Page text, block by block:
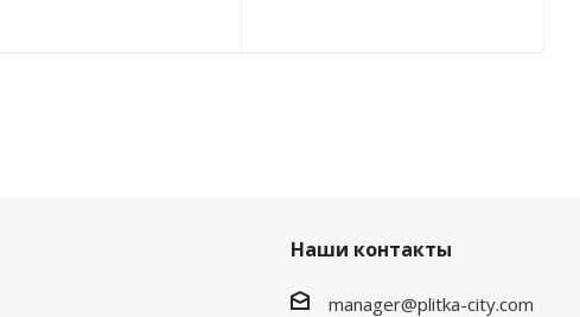
Наши контакты
manager@plitka-city.com